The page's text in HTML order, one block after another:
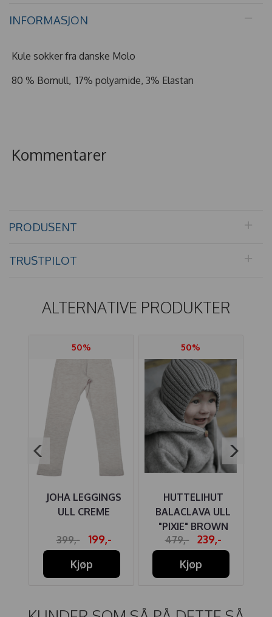
INFORMASJON
Kule sokker fra danske Molo
80 % Bomull, 17% polyamide, 3% Elastan
Kommentarer
PRODUSENT
TRUSTPILOT
ALTERNATIVE PRODUKTER
50%
JOHA LEGGINGS
ULL CREME
399,-
199,-
Kjøp
50%
HUTTELIHUT
BALACLAVA ULL
"PIXIE" BROWN
MELANGE
479,-
239,-
Kjøp